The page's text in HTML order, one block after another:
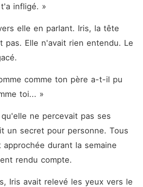
infligé. »
elle en parlant. Iris, la tête
pas. Elle n'avait rien entendu. Le
comme ton père a-t-il pu
toi... »
ne percevait pas ses
un secret pour personne. Tous
durant la semaine
rendu compte.
Iris avait relevé les yeux vers le